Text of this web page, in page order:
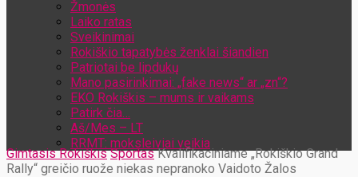
Žmonės
Laiko ratas
Sveikinimai
Rokiškio tapatybės ženklai šiandien
Patriotai be lipdukų
Mano pasirinkimai: „fake news“ ar „zn“?
EKO Rokiškis – mums ir vaikams
Patirk čia…
Aš/Mes – LT
RRMT: moksleiviai veikia
Gimtasis Rokiškis Sportas Kvalifikaciniame „Rokiškio Grand
Rally“ greičio ruože niekas nepranoko Vaidoto Žalos